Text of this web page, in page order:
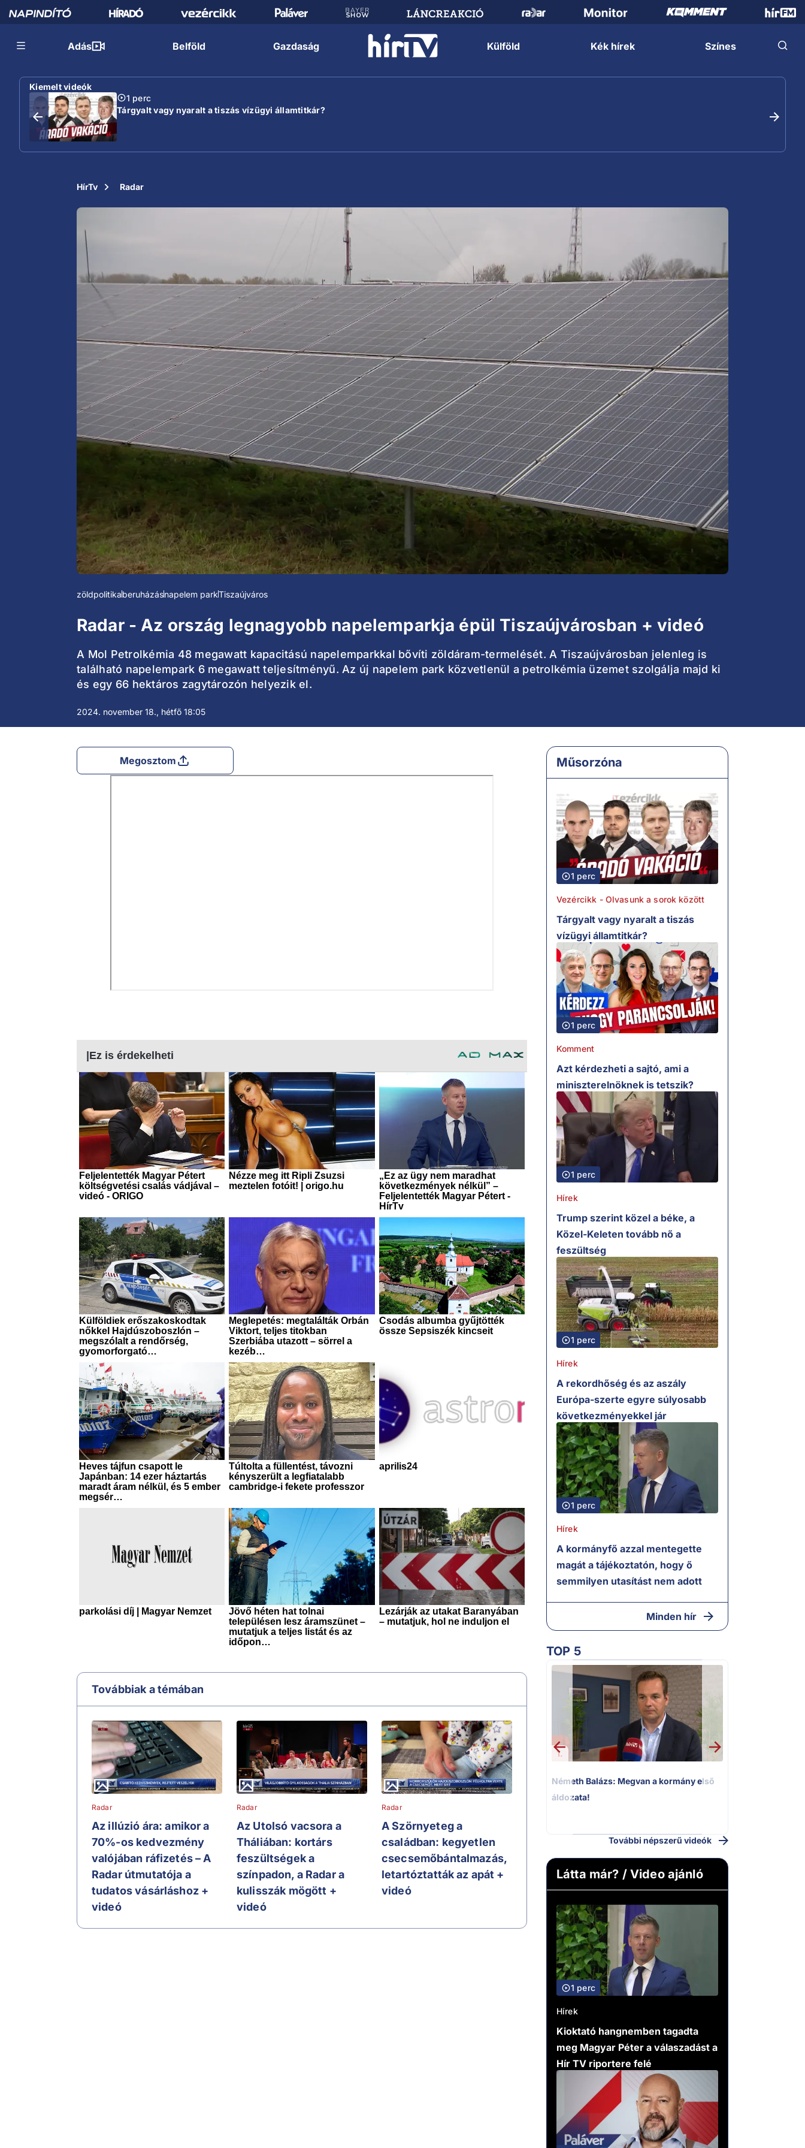
Adás Belföld Gazdaság Külföld Kék hírek Színes
Kiemelt videók
1 perc
Tárgyalt vagy nyaralt a tiszás vízügyi államtitkár?
HírTv Radar
zöldpolitikaberuházásnapelem parkTiszaújváros
Radar - Az ország legnagyobb napelemparkja épül Tiszaújvárosban + videó
A Mol Petrolkémia 48 megawatt kapacitású napelemparkkal bővíti zöldáram-termelését. A Tiszaújvárosban jelenleg is
található napelempark 6 megawatt teljesítményű. Az új napelem park közvetlenül a petrolkémia üzemet szolgálja majd ki
és egy 66 hektáros zagytározón helyezik el.
2024. november 18., hétfő 18:05
Megosztom
Továbbiak a témában
Radar
Az illúzió ára: amikor a
70%-os kedvezmény
valójában ráfizetés – A
Radar útmutatója a
tudatos vásárláshoz +
videó
Radar
Az Utolsó vacsora a
Tháliában: kortárs
feszültségek a
színpadon, a Radar a
kulisszák mögött +
videó
Radar
A Szörnyeteg a
családban: kegyetlen
csecsemőbántalmazás,
letartóztatták az apát +
videó
Műsorzóna
1 perc
Vezércikk - Olvasunk a sorok között
Tárgyalt vagy nyaralt a tiszás
vízügyi államtitkár?
1 perc
Komment
Azt kérdezheti a sajtó, ami a
miniszterelnöknek is tetszik?
1 perc
Hírek
Trump szerint közel a béke, a
Közel-Keleten tovább nő a
feszültség
1 perc
Hírek
A rekordhőség és az aszály
Európa-szerte egyre súlyosabb
következményekkel jár
1 perc
Hírek
A kormányfő azzal mentegette
magát a tájékoztatón, hogy ő
semmilyen utasítást nem adott
Minden hír
TOP 5
1.
Németh Balázs: Megvan a kormány első
áldozata!
További népszerű videók
Látta már? / Video ajánló
1 perc
Hírek
Kioktató hangnemben tagadta
meg Magyar Péter a válaszadást a
Hír TV riportere felé